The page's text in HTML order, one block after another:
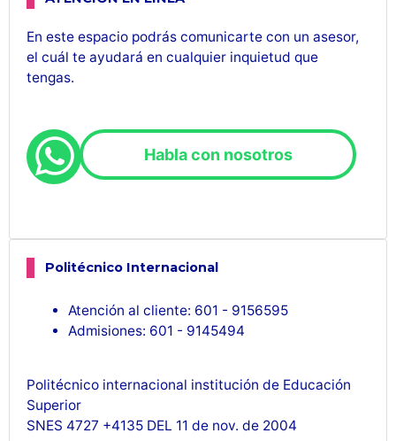
En este espacio podrás comunicarte con un asesor,
el cuál te ayudará en cualquier inquietud que
tengas.
Habla con nosotros
Politécnico Internacional
Atención al cliente: 601 - 9156595
Admisiones: 601 - 9145494
Politécnico internacional institución de Educación
Superior
SNES 4727 +4135 DEL 11 de nov. de 2004